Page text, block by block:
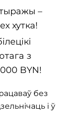
–
хутка!
з
BYN!
без
і ў